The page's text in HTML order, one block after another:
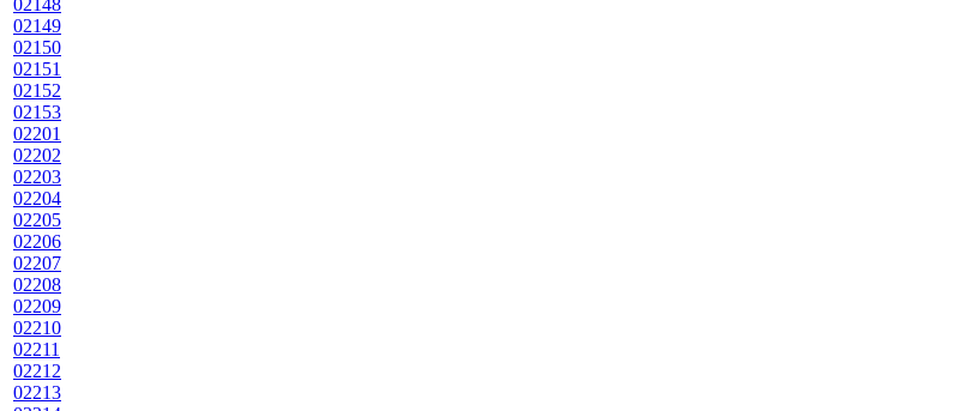
02148
02149
02150
02151
02152
02153
02201
02202
02203
02204
02205
02206
02207
02208
02209
02210
02211
02212
02213